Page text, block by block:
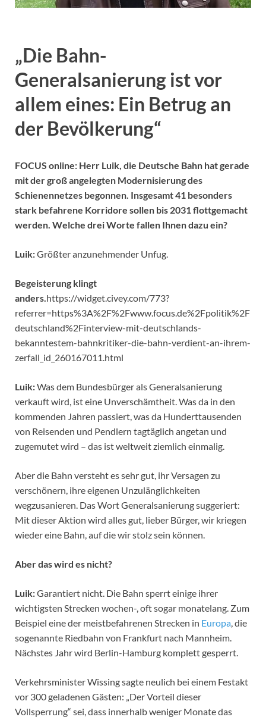
„Die Bahn-
Generalsanierung ist vor
allem eines: Ein Betrug an
der Bevölkerung“
FOCUS online: Herr Luik, die Deutsche Bahn hat gerade
mit der groß angelegten Modernisierung des
Schienennetzes begonnen. Insgesamt 41 besonders
stark befahrene Korridore sollen bis 2031 flottgemacht
werden. Welche drei Worte fallen Ihnen dazu ein?
Luik:Größter anzunehmender Unfug.
Begeisterung klingt
anders.https://widget.civey.com/773?
referrer=https%3A%2F%2Fwww.focus.de%2Fpolitik%2F
deutschland%2Finterview-mit-deutschlands-
bekanntestem-bahnkritiker-die-bahn-verdient-an-ihrem-
zerfall_id_260167011.html
Luik:Was dem Bundesbürger als Generalsanierung
verkauft wird, ist eine Unverschämtheit. Was da in den
kommenden Jahren passiert, was da Hunderttausenden
von Reisenden und Pendlern tagtäglich angetan und
zugemutet wird ­– das ist weltweit ziemlich einmalig.
Aber die Bahn versteht es sehr gut, ihr Versagen zu
verschönern, ihre eigenen Unzulänglichkeiten
wegzusanieren. Das Wort Generalsanierung suggeriert:
Mit dieser Aktion wird alles gut, lieber Bürger, wir kriegen
wieder eine Bahn, auf die wir stolz sein können.
Aber das wird es nicht?
Luik:Garantiert nicht. Die Bahn sperrt einige ihrer
wichtigsten Strecken wochen-, oft sogar monatelang. Zum
Beispiel eine der meistbefahrenen Strecken in Europa, die
sogenannte Riedbahn von Frankfurt nach Mannheim.
Nächstes Jahr wird Berlin-Hamburg komplett gesperrt.
Verkehrsminister Wissing sagte neulich bei einem Festakt
vor 300 geladenen Gästen: „Der Vorteil dieser
Vollsperrung“ sei, dass innerhalb weniger Monate das